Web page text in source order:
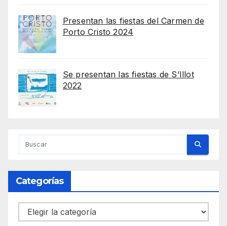
Presentan las fiestas del Carmen de
Porto Cristo 2024
Se presentan las fiestas de S’Illot
2022
Categorías
Categorías